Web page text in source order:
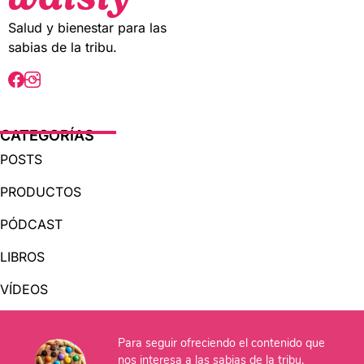
5
Salud y bienestar para las
sabias de la tribu.
CATEGORÍAS
POSTS
PRODUCTOS
PÓDCAST
LIBROS
VÍDEOS
Para seguir ofreciendo el contenido que
nos interesa a las sabias de la tribu,